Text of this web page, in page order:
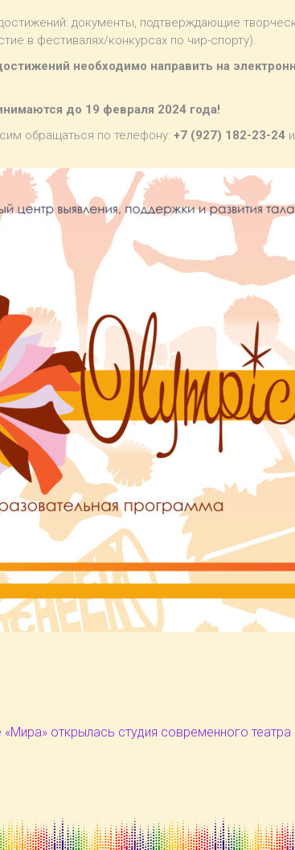
документы, подтверждающие
в фестивалях/конкурсах по чир-спорту).
необходимо направить на
до 19 февраля 2024 года!
обращаться по телефону: +7 (927) 182-23-24
открылась студия современного театра